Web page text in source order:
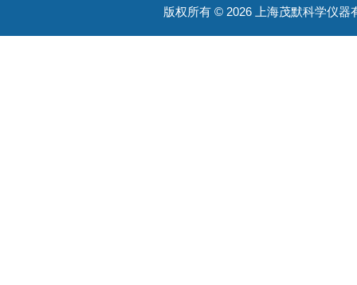
大型分析设备
版权所有 © 2026 上海茂默科学仪